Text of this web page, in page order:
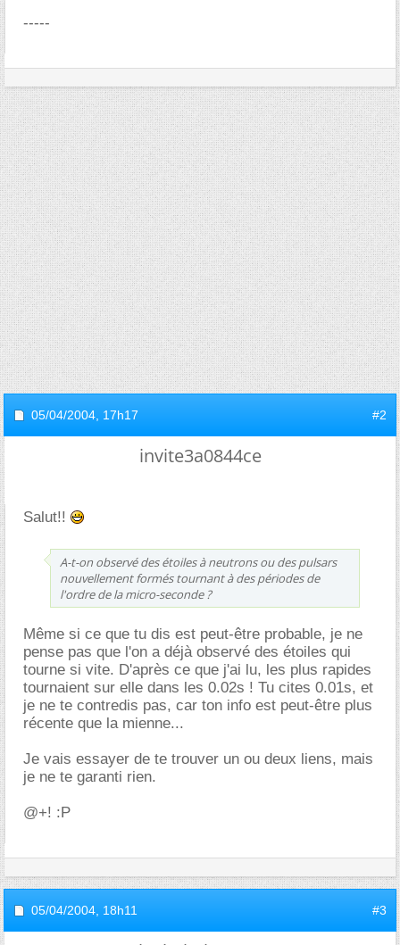
-----
05/04/2004, 17h17 #2
invite3a0844ce
Salut!!
A-t-on observé des étoiles à neutrons ou des pulsars
nouvellement formés tournant à des périodes de
l'ordre de la micro-seconde ?
Même si ce que tu dis est peut-être probable, je ne
pense pas que l'on a déjà observé des étoiles qui
tourne si vite. D'après ce que j'ai lu, les plus rapides
tournaient sur elle dans les 0.02s ! Tu cites 0.01s, et
je ne te contredis pas, car ton info est peut-être plus
récente que la mienne...
Je vais essayer de te trouver un ou deux liens, mais
je ne te garanti rien.
@+! :P
05/04/2004, 18h11 #3